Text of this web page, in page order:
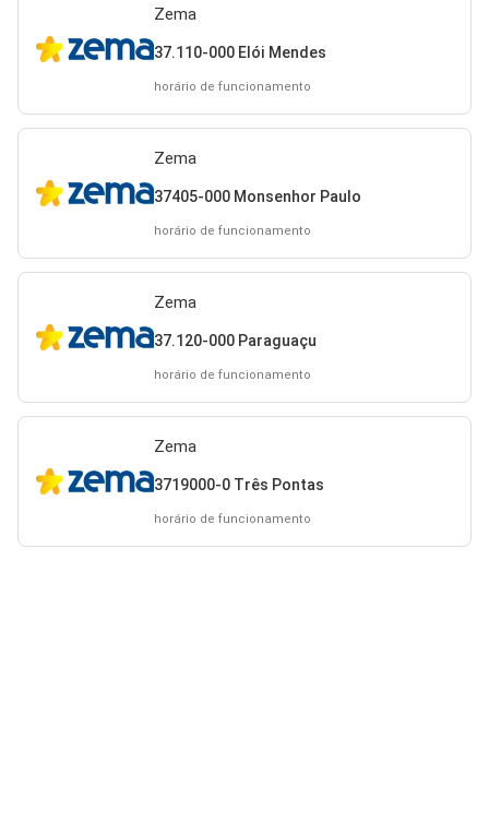
Zema
37.110-000 Elói Mendes
horário de funcionamento
Zema
37405-000 Monsenhor Paulo
horário de funcionamento
Zema
37.120-000 Paraguaçu
horário de funcionamento
Zema
3719000-0 Três Pontas
horário de funcionamento